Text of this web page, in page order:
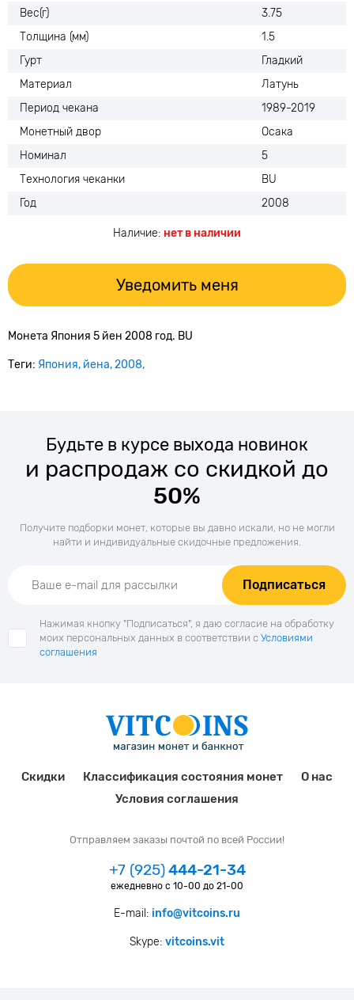
Вес(г)
3.75
Толщина (мм)
1.5
Гурт
Гладкий
Материал
Латунь
Период чекана
1989-2019
Монетный двор
Осака
Номинал
5
Технология чеканки
BU
Год
2008
Наличие: нет в наличии
Уведомить меня
Монета Япония 5 йен 2008 год. BU
Теги: Япония йена 2008
Будьте в курсе выхода новинок
и распродаж со скидкой до
50%
Получите подборки монет, которые вы давно искали, но не могли
найти и индивидуальные скидочные предложения.
Подписаться
Нажимая кнопку "Подписаться", я даю согласие на обработку
моих персональных данных в соответствии с Условиями
соглашения
Скидки Классификация состояния монет
О нас
Условия соглашения
Отправляем заказы почтой по всей России!
+7 (925)444-21-34
ежедневно с 10-00 до 21-00
E-mail: info@vitcoins.ru
Skype: vitcoins.vit